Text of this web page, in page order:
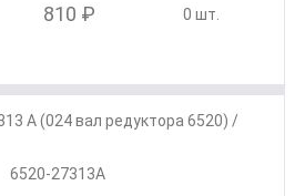
810 ₽ 0 шт.
А (024 вал редуктора 6520) /
6520-27313А